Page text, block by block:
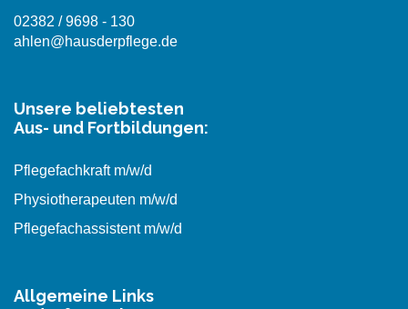
02382 / 9698 - 130
ahlen@hausderpflege.de
Unsere beliebtesten
Aus- und Fortbildungen:
Pflegefachkraft m/w/d
Physiotherapeuten m/w/d
Pflegefachassistent m/w/d
Allgemeine Links